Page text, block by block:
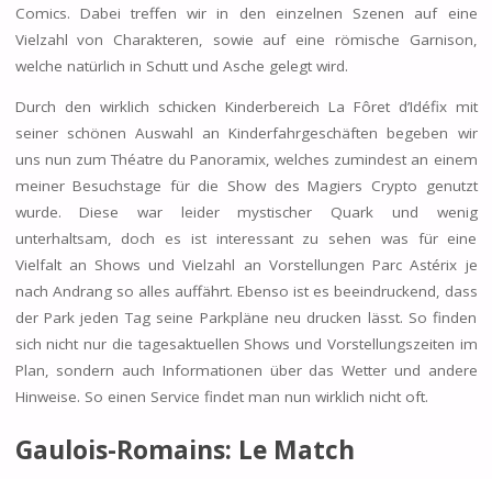
Comics. Dabei treffen wir in den einzelnen Szenen auf eine
Vielzahl von Charakteren, sowie auf eine römische Garnison,
welche natürlich in Schutt und Asche gelegt wird.
Durch den wirklich schicken Kinderbereich La Fôret d’Idéfix mit
seiner schönen Auswahl an Kinderfahrgeschäften begeben wir
uns nun zum Théatre du Panoramix, welches zumindest an einem
meiner Besuchstage für die Show des Magiers Crypto genutzt
wurde. Diese war leider mystischer Quark und wenig
unterhaltsam, doch es ist interessant zu sehen was für eine
Vielfalt an Shows und Vielzahl an Vorstellungen Parc Astérix je
nach Andrang so alles auffährt. Ebenso ist es beeindruckend, dass
der Park jeden Tag seine Parkpläne neu drucken lässt. So finden
sich nicht nur die tagesaktuellen Shows und Vorstellungszeiten im
Plan, sondern auch Informationen über das Wetter und andere
Hinweise. So einen Service findet man nun wirklich nicht oft.
Gaulois-Romains: Le Match